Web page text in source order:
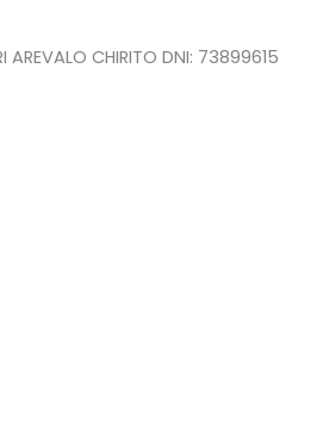
AREVALO CHIRITO DNI: 73899615